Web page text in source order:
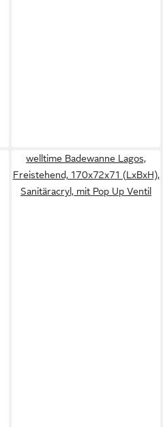
welltime Badewanne Lagos,
Freistehend, 170x72x71 (LxBxH),
Sanitäracryl, mit Pop Up Ventil